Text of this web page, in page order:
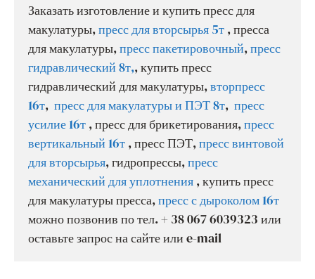
Заказать изготовление и купить пресс для
макулатуры,пресс для вторсырья 5т , пресса
для макулатуры,пресс пакетировочный,пресс
гидравлический 8т,, купить пресс
гидравлический для макулатуры,вторпресс
16т, пресс для макулатуры и ПЭТ 8т, пресс
усилие 16т , пресс для брикетирования,пресс
вертикальный 16т , пресс ПЭТ,пресс винтовой
для вторсырья, гидропрессы,пресс
механический для уплотнения , купить пресс
для макулатуры пресса,пресс с дыроколом 16т
можно позвонив по тел. + 38 067 6039323 или
оставьте запрос на сайте или e-mail